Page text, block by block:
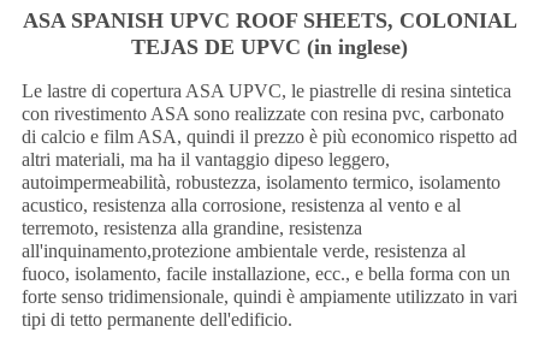
ASA SPANISH UPVC ROOF SHEETS, COLONIAL
TEJAS DE UPVC (in inglese)
Le lastre di copertura ASA UPVC, le piastrelle di resina sintetica
con rivestimento ASA sono realizzate con resina pvc, carbonato
di calcio e film ASA, quindi il prezzo è più economico rispetto ad
altri materiali, ma ha il vantaggio dipeso leggero,
autoimpermeabilità, robustezza, isolamento termico, isolamento
acustico, resistenza alla corrosione, resistenza al vento e al
terremoto, resistenza alla grandine, resistenza
all'inquinamento,protezione ambientale verde, resistenza al
fuoco, isolamento, facile installazione, ecc., e bella forma con un
forte senso tridimensionale, quindi è ampiamente utilizzato in vari
tipi di tetto permanente dell'edificio.